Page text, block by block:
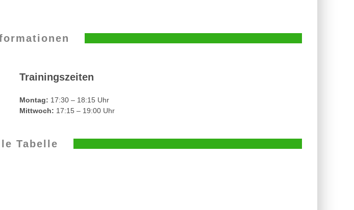
Trainingszeiten
Montag: 17:30 – 18:15 Uhr
Mittwoch: 17:15 – 19:00 Uhr
Tabelle